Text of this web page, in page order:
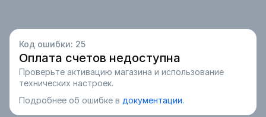
Код ошибки: 25
Оплата счетов недоступна
Проверьте активацию магазина и использование
технических настроек.
Подробнее об ошибке в документации.